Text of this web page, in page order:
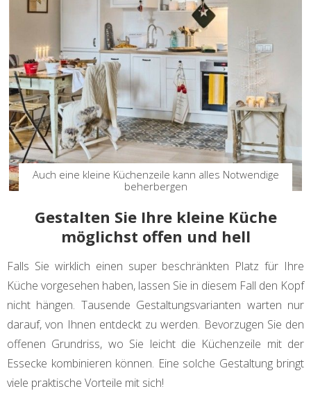
Auch eine kleine Küchenzeile kann alles Notwendige
beherbergen
Gestalten Sie Ihre kleine Küche
möglichst offen und hell
Falls Sie wirklich einen super beschränkten Platz für Ihre
Küche vorgesehen haben, lassen Sie in diesem Fall den Kopf
nicht hängen. Tausende Gestaltungsvarianten warten nur
darauf, von Ihnen entdeckt zu werden. Bevorzugen Sie den
offenen Grundriss, wo Sie leicht die Küchenzeile mit der
Essecke kombinieren können. Eine solche Gestaltung bringt
viele praktische Vorteile mit sich!